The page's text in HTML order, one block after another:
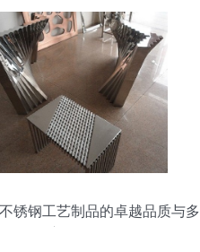
锈钢工艺制品的卓越品质与多